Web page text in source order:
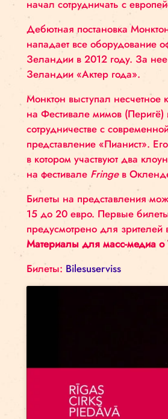
С 18 по 21
культуры и
Том Монктон,
цирковыми
в Париж изучать
начал
Дебютная
нападает все
Зеландии в 2012
Зеландии «Актер
Монктон выступал
на Фестивале
сотрудничестве с
представление
в котором
Билеты на
15 до 20 евро.
предусмотрено для
Материалы для
Билеты:Bilesuserviss